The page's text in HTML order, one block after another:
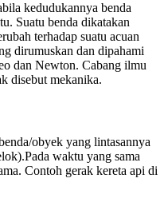
kedudukannya benda
Suatu benda dikatakan
terhadap suatu acuan
dirumuskan dan dipahami
dan Newton. Cabang ilmu
disebut mekanika.
obyek yang lintasannya
waktu yang sama
Contoh gerak kereta api di